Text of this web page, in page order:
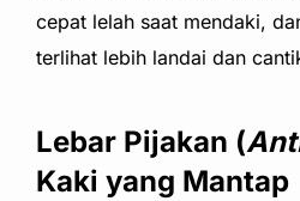
cepat lelah saat mendaki,
terlihat lebih landai dan
Lebar Pijakan (
Kaki yang Mantap